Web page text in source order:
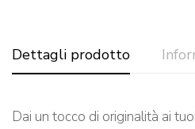
Dettagli prodotto
Dai un tocco di originalità ai